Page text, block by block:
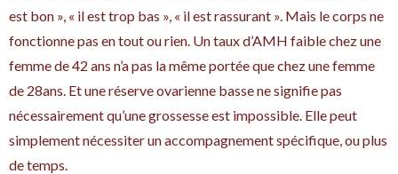
est bon », « il est trop bas », « il est rassurant ». Mais le corps ne
fonctionne pas en tout ou rien. Un taux d’AMH faible chez une
femme de 42 ans n’a pas la même portée que chez une femme
de 28ans. Et une réserve ovarienne basse ne signifie pas
nécessairement qu’une grossesse est impossible. Elle peut
simplement nécessiter un accompagnement spécifique, ou plus
de temps.